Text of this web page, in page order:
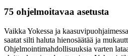
75 ohjelmoitavaa asetusta
Vaikka Yokessa ja
saatat silti haluta hienosäätää ja
Ohjelmointimahdollisuuksia varten